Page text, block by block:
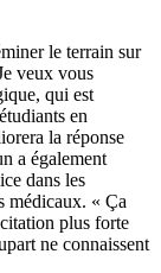
le terrain sur
veux vous
qui est
en
la réponse
a également
dans les
médicaux. « Ça
plus forte
ne connaissent